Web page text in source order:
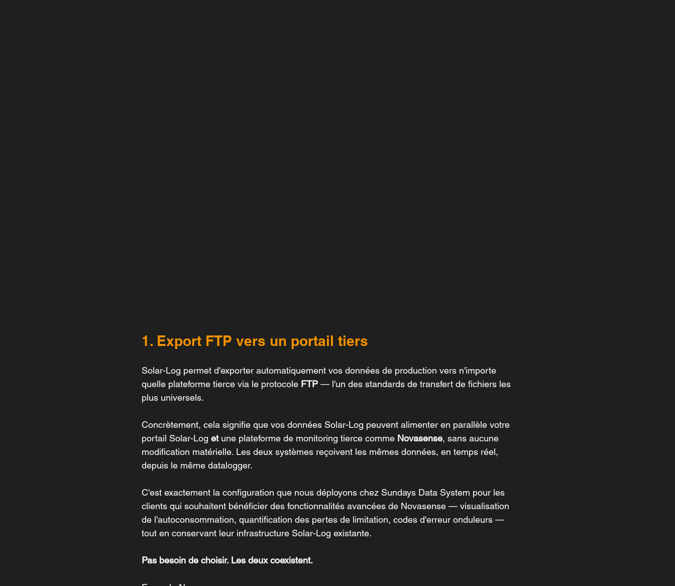
1. Export FTP vers un portail tiers
Solar-Log permet d'exporter automatiquement vos données de production vers n'importe
quelle plateforme tierce via le protocole FTP — l'un des standards de transfert de fichiers les
plus universels.
Concrètement, cela signifie que vos données Solar-Log peuvent alimenter en parallèle votre
portail Solar-Log et une plateforme de monitoring tierce comme Novasense, sans aucune
modification matérielle. Les deux systèmes reçoivent les mêmes données, en temps réel,
depuis le même datalogger.
C'est exactement la configuration que nous déployons chez Sundays Data System pour les
clients qui souhaitent bénéficier des fonctionnalités avancées de Novasense — visualisation
de l'autoconsommation, quantification des pertes de limitation, codes d'erreur onduleurs —
tout en conservant leur infrastructure Solar-Log existante.
Pas besoin de choisir. Les deux coexistent.